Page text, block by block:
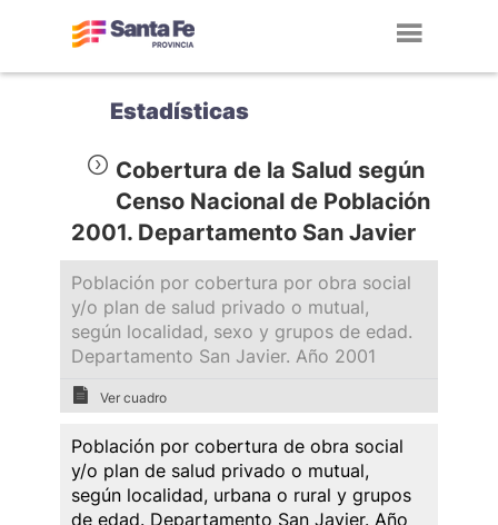
Estadísticas
Cobertura de la Salud según
Censo Nacional de Población
2001. Departamento San Javier
Población por cobertura por obra social
y/o plan de salud privado o mutual,
según localidad, sexo y grupos de edad.
Departamento San Javier. Año 2001
Ver cuadro
Población por cobertura de obra social
y/o plan de salud privado o mutual,
según localidad, urbana o rural y grupos
de edad. Departamento San Javier. Año